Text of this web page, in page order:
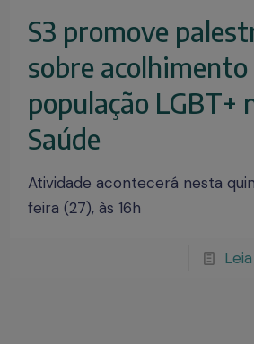
S3 promove
sobre acolhimento
população LGBT+
Saúde
Atividade acontecerá nesta
feira (27), às 16h